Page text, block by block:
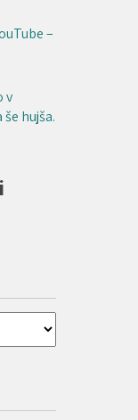
–
v
hujša.